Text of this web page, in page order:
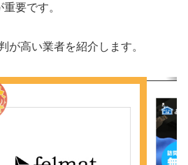
要です。
が高い業者を紹介します。